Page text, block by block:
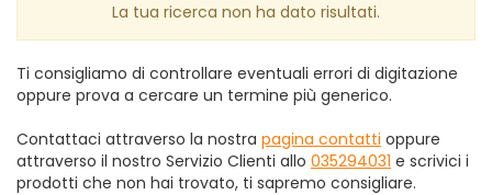
La tua ricerca non ha dato risultati.
Ti consigliamo di controllare eventuali errori di digitazione
oppure prova a cercare un termine più generico.
Contattaci attraverso la nostra pagina contatti oppure
attraverso il nostro Servizio Clienti allo 035294031 e scrivici i
prodotti che non hai trovato, ti sapremo consigliare.